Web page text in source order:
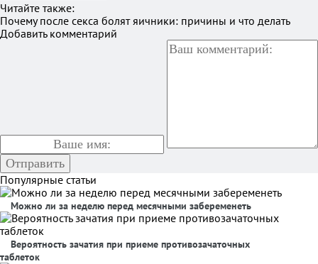
Читайте также:
Почему после секса болят яичники: причины и что делать
Добавить комментарий
Популярные статьи
Можно ли за неделю перед месячными забеременеть
Вероятность зачатия при приеме противозачаточных
таблеток